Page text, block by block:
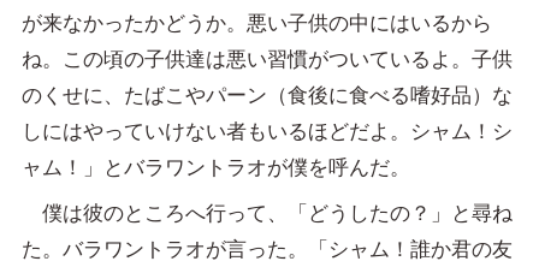
が来なかったかどうか。悪い子供の中にはいるから
ね。この頃の子供達は悪い習慣がついているよ。子供
のくせに、たばこやパーン（食後に食べる嗜好品）な
しにはやっていけない者もいるほどだよ。シャム！シ
ャム！」とバラワントラオが僕を呼んだ。
僕は彼のところへ行って、「どうしたの？」と尋ね
た。バラワントラオが言った。「シャム！誰か君の友